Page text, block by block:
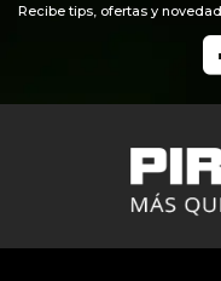
Recibe tips, ofertas y